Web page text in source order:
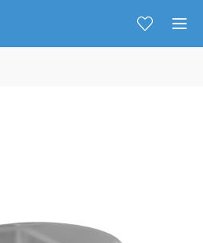
decirme: Hola